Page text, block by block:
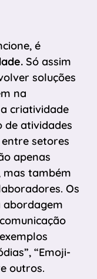
é
Só assim
soluções
na
criatividade
de atividades
setores
apenas
mas também
Os
abordagem
“Emoji-
outros.